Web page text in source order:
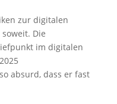
zur digitalen
Die
im digitalen
absurd, dass er fast